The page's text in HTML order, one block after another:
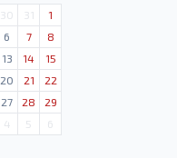
30 31
1
6 7
8
13 14
15
20 21
22
27 28
29
4 5 6